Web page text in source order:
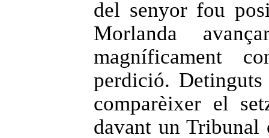
del senyor fou
Morlanda
magníficament
perdició.
comparèixer el
davant un